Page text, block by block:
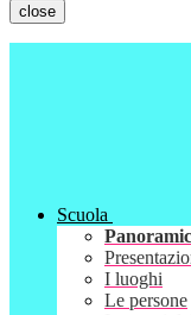
close
Scuola
I luoghi
Le persone